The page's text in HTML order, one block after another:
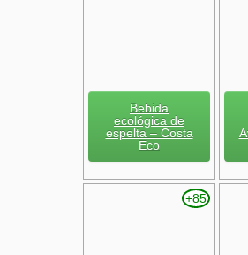
Bebida
ecológica de
espelta – Costa
Eco
+85